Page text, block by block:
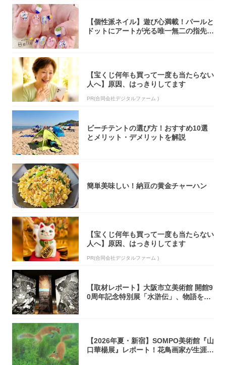
【個性派ネイル】遊び心満載！パールと
ドットにアートが光る唯一無二の指先が
【宝くじ何年も買って一度も当たらない
人へ】原因、はっきりしてます
PR(合同会社デジタルファーム )
ビーチテントの選び方！おすすめ10選
とメリット・デメリットを解説
簡単美味しい！納豆の黄金チャーハン
【宝くじ何年も買って一度も当たらない
人へ】原因、はっきりしてます
PR(合同会社デジタルファーム )
【取材レポート】大阪市立美術館 開館9
0周年記念特別展「水滸伝」、物語を知
【2026年夏・新宿】SOMPO美術館『山
口華楊展』レポート！花鳥画家が生涯描